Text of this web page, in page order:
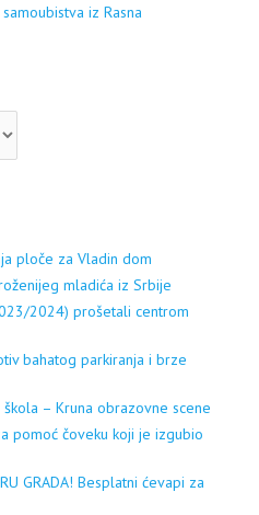
iz Rasna
ploče za Vladin dom
mladića iz Srbije
2024) prošetali centrom
bahatog parkiranja i brze
– Kruna obrazovne scene
pomoć čoveku koji je izgubio
GRADA! Besplatni ćevapi za